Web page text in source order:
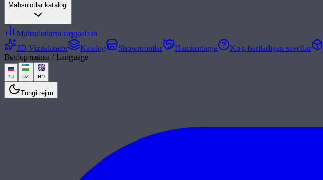
Mahsulotlar katalogi
Mahsulotlarni taqqoslash
3D Vizualizator
Katalog Showroomlar Hamkorlarga Ko'p beriladigan savollar
Выбор языка / Language
ru uz en
Tungi rejim